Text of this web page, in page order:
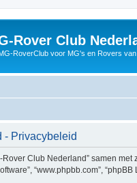
Rover Club
RoverClub voor MG's en Rovers
- Privacybeleid
Club Nederland” samen met
“www.phpbb.com”,